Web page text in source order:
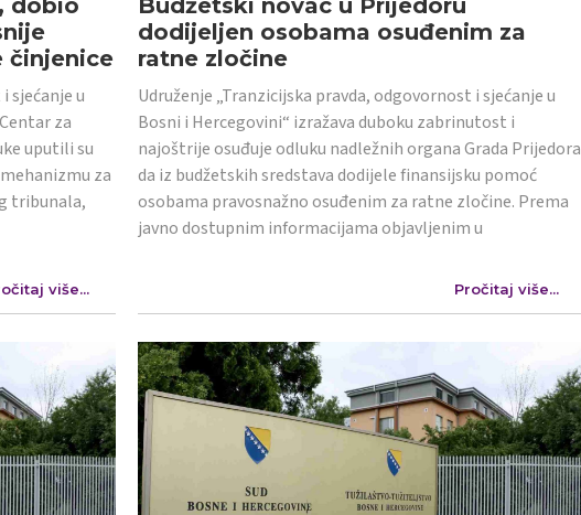
činjenice
sjećanje u
za
uputili su
za
tribunala,
više...
dodijeljen osobama osuđenim za
ratne zločine
Udruženje „Tranzicijska pravda, odgovornost i sjećanje u
Bosni i Hercegovini“ izražava duboku zabrinutost i
najoštrije osuđuje odluku nadležnih organa Grada Prijedora
da iz budžetskih sredstava dodijele finansijsku pomoć
osobama pravosnažno osuđenim za ratne zločine. Prema
javno dostupnim informacijama objavljenim u
Pročitaj više...